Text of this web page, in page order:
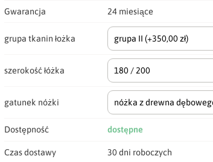
Gwarancja 24 miesiące
grupa tkanin łożka grupa II(+350,00 zł)
szerokość łóżka 180 / 200
gatunek nóżki nóżka z drewna
Dostępność dostępne
Czas dostawy 30 dni roboczych